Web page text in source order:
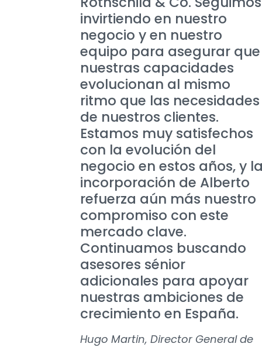
invirtiendo en nuestro
negocio y en nuestro
equipo para asegurar que
nuestras capacidades
evolucionan al mismo
ritmo que las necesidades
de nuestros clientes.
Estamos muy satisfechos
con la evolución del
negocio en estos años, y
incorporación de Alberto
refuerza aún más nuestro
compromiso con este
mercado clave.
Continuamos buscando
asesores sénior
adicionales para apoyar
nuestras ambiciones de
crecimiento en España.
Hugo Martin, Director General de